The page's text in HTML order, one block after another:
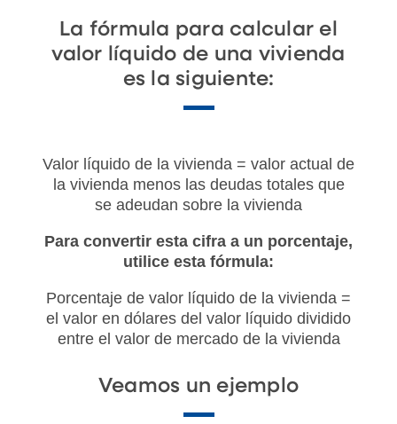
La fórmula para calcular el
valor líquido de una vivienda
es la siguiente:
Valor líquido de la vivienda = valor actual de
la vivienda menos las deudas totales que
se adeudan sobre la vivienda
Para convertir esta cifra a un porcentaje,
utilice esta fórmula:
Porcentaje de valor líquido de la vivienda =
el valor en dólares del valor líquido dividido
entre el valor de mercado de la vivienda
Veamos un ejemplo